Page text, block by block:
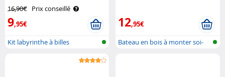
16,90€ Prix conseillé
9,95€
Kit labyrinthe à billes
12,95€
Bateau en bois à monter soi-